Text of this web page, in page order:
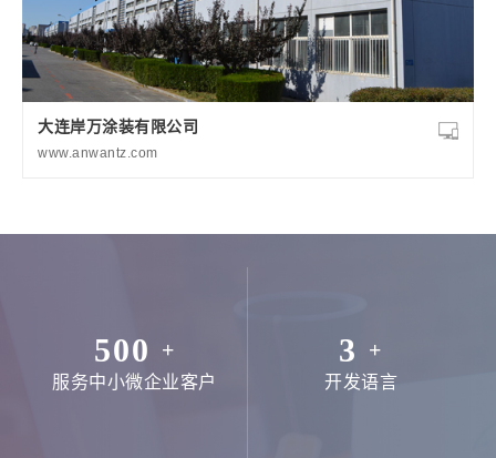
大连岸万涂装有限公司
www.anwantz.com
500 +
服务中小微企业客户
3 +
开发语言